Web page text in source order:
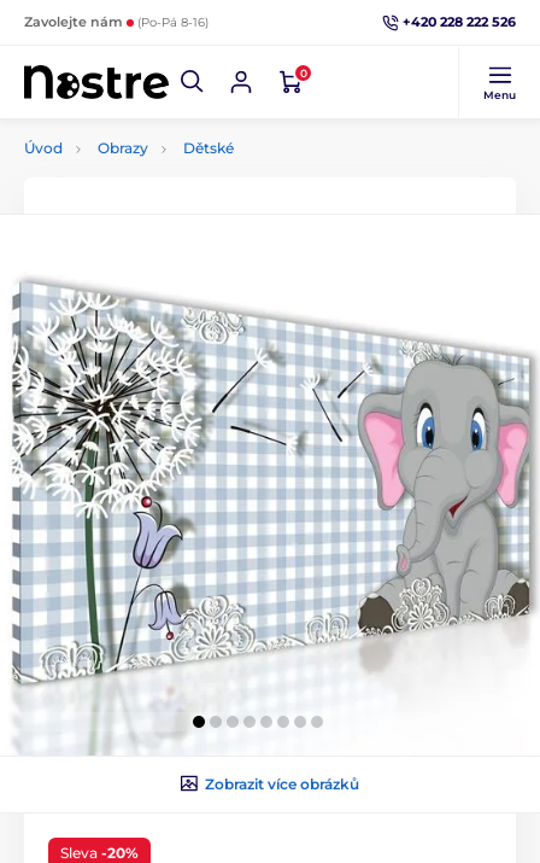
Zavolejte nám (Po-Pá 8-16) +420 228 222 526
0
Menu
Úvod Obrazy Dětské
Zobrazit více obrázků
Sleva -20%